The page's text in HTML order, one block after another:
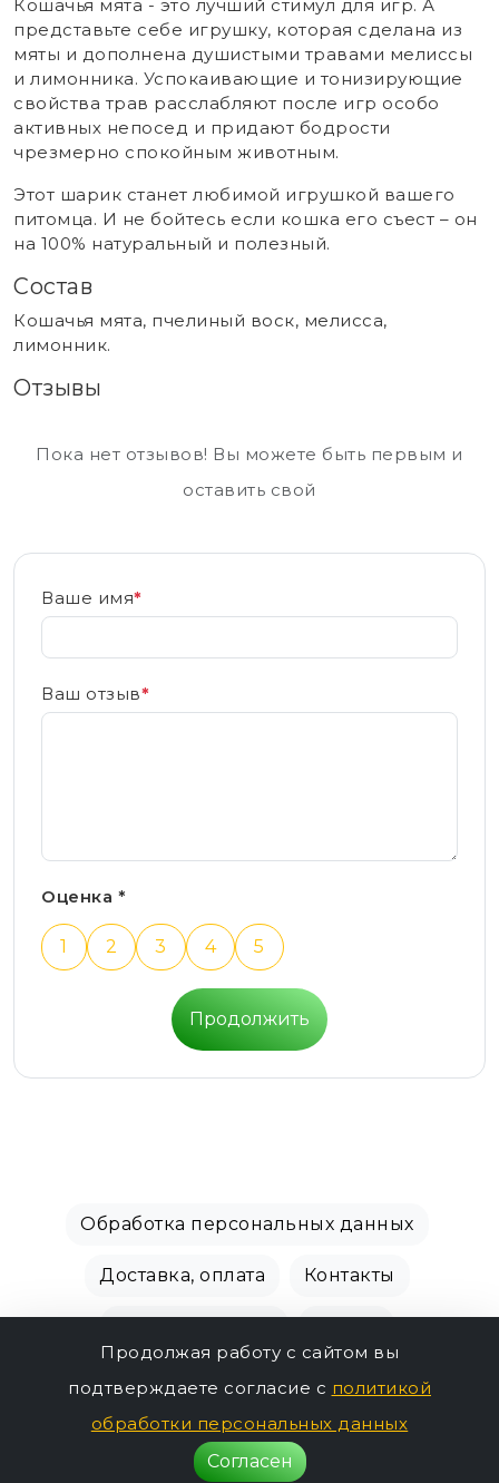
Нет в наличии
Кошачья мята - это лучший стимул для игр. А
представьте себе игрушку, которая сделана из
мяты и дополнена душистыми травами мелиссы
и лимонника. Успокаивающие и тонизирующие
свойства трав расслабляют после игр особо
активных непосед и придают бодрости
чрезмерно спокойным животным.
Этот шарик станет любимой игрушкой вашего
питомца. И не бойтесь если кошка его съест – он
на 100% натуральный и полезный.
Состав
Кошачья мята, пчелиный воск, мелисса,
лимонник.
Отзывы
Пока нет отзывов! Вы можете быть первым и
оставить свой
Ваше имя*
Ваш отзыв*
Оценка *
1 2 3 4 5
Продолжить
Обработка персональных данных
Доставка, оплата Контакты
Продолжая работу с сайтом вы
подтверждаете согласие с политикой
обработки персональных данных
Согласен